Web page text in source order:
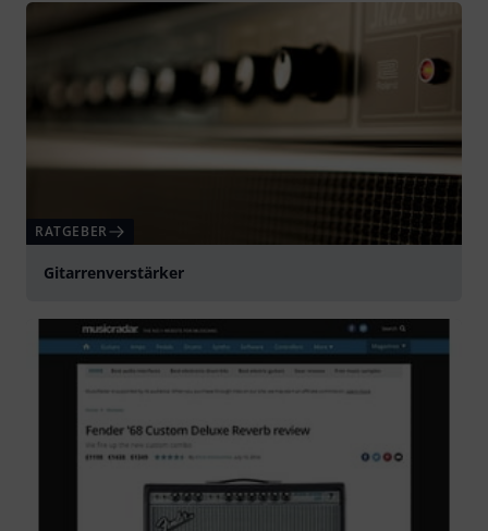
RATGEBER
Gitarrenverstärker